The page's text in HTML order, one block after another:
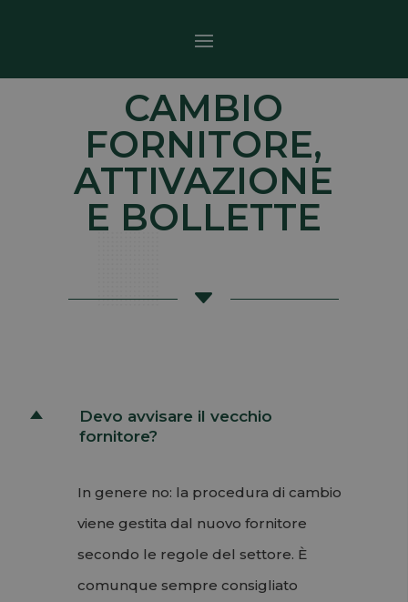
CAMBIO
FORNITORE,
ATTIVAZIONE
E BOLLETTE
C
D
Devo avvisare il vecchio
fornitore?
In genere no: la procedura di cambio
viene gestita dal nuovo fornitore
secondo le regole del settore. È
comunque sempre consigliato